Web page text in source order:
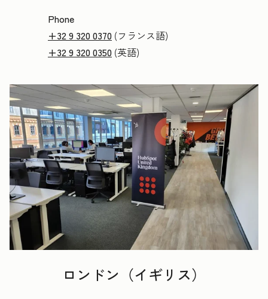
Phone
+32 9 320 0370 (フランス語)
+32 9 320 0350 (英語)
ロンドン（イギリス）